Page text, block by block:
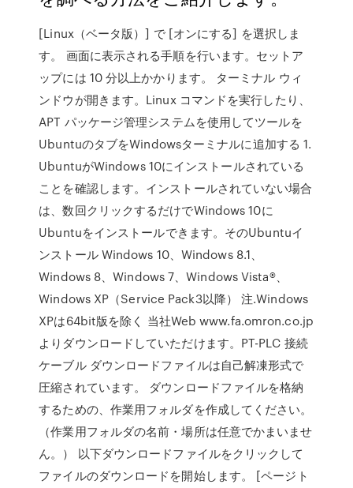
[Linux（ベータ版）] で [オンにする] を選択しま
す。 画面に表示される手順を行います。セットア
ップには 10 分以上かかります。 ターミナル ウィ
ンドウが開きます。Linux コマンドを実行したり、
APT パッケージ管理システムを使用してツールを
UbuntuのタブをWindowsターミナルに追加する 1.
UbuntuがWindows 10にインストールされている
ことを確認します。インストールされていない場合
は、数回クリックするだけでWindows 10に
Ubuntuをインストールできます。そのUbuntuイ
ンストール Windows 10、Windows 8.1、
Windows 8、Windows 7、Windows Vista®、
Windows XP（Service Pack3以降） 注.Windows
XPは64bit版を除く 当社Web www.fa.omron.co.jp
よりダウンロードしていただけます。PT-PLC 接続
ケーブル ダウンロードファイルは自己解凍形式で
圧縮されています。 ダウンロードファイルを格納
するための、作業用フォルダを作成してください。
（作業用フォルダの名前・場所は任意でかまいませ
ん。） 以下ダウンロードファイルをクリックして
ファイルのダウンロードを開始します。 [ページト